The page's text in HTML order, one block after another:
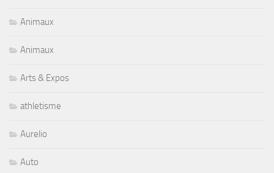
Animaux
Animaux
Arts & Expos
athletisme
Aurelio
Auto